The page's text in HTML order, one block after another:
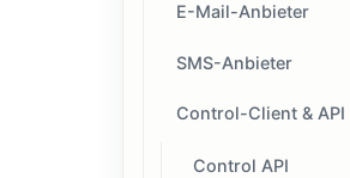
E-Mail-Anbieter
SMS-Anbieter
Control-Client & API
Control API